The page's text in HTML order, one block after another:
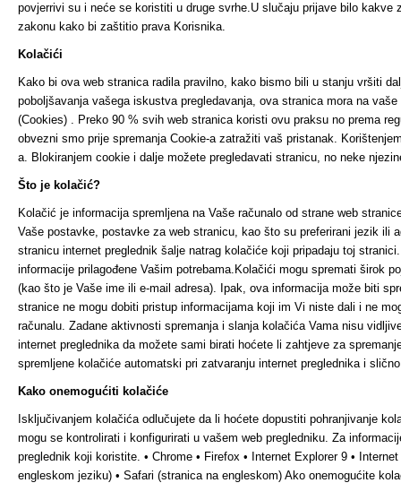
povjerrivi su i neće se koristiti u druge svrhe.U slučaju prijave bilo kakve
zakonu kako bi zaštitio prava Korisnika.
Kolačići
Kako bi ova web stranica radila pravilno, kako bismo bili u stanju vršiti
poboljšavanja vašega iskustva pregledavanja, ova stranica mora na
(Cookies) . Preko 90 % svih web stranica koristi ovu praksu no prema
obvezni smo prije spremanja Cookie-a zatražiti vaš pristanak.
a. Blokiranjem cookie i dalje možete pregledavati stranicu, no neke
Što je kolačić?
Kolačić je informacija spremljena na Vaše računalo od strane web
Vaše postavke, postavke za web stranicu, kao što su preferirani jezik ili
stranicu internet preglednik šalje natrag kolačiće koji pripadaju toj
informacije prilagođene Vašim potrebama.Kolačići mogu spremati širok
(kao što je Vaše ime ili e-mail adresa). Ipak, ova informacija može biti
stranice ne mogu dobiti pristup informacijama koji im Vi niste dali i ne
računalu. Zadane aktivnosti spremanja i slanja kolačića Vama nisu
internet preglednika da možete sami birati hoćete li zahtjeve za
spremljene kolačiće automatski pri zatvaranju internet preglednika i
Kako onemogućiti kolačiće
Isključivanjem kolačića odlučujete da li hoćete dopustiti pohranjivanje
mogu se kontrolirati i konfigurirati u vašem web pregledniku. Za
preglednik koji koristite. • Chrome • Firefox • Internet Explorer 9 •
engleskom jeziku) • Safari (stranica na engleskom) Ako onemogućite